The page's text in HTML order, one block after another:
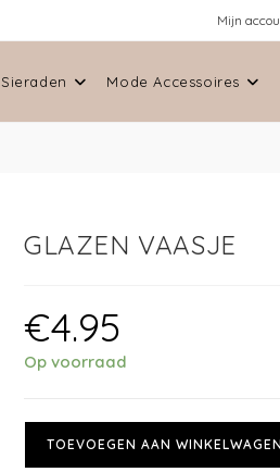
Mijn
Sieraden Mode Accessoires
GLAZEN VAASJE
€4.95
Op voorraad
TOEVOEGEN AAN WINKELWAGEN